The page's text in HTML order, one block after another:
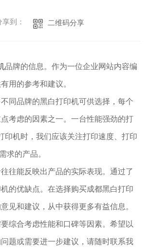
享到： 二维码分享
品牌的信息。作为一位企业网站内容编
用的参考和建议。
同品牌的黑白打印机可供选择，每个
考虑的因素之一。一台性能强劲的打
印机时，我们应该关注打印速度、打印
求的产品。
往能反映出产品的实际表现。通过了
的优缺点。在选择购买成都黑白打印
见和建议，从中获得更多有益信息。
综合考虑性能和口碑等因素。希望以
题或需要进一步建议，请随时联系我